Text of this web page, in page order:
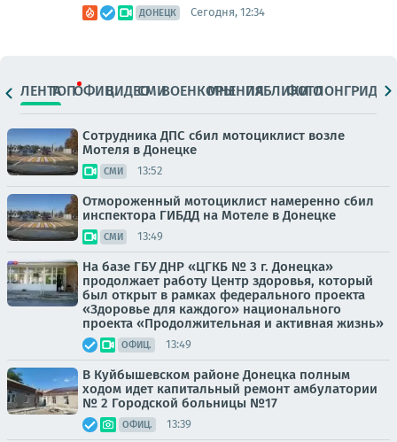
ДОНЕЦК Сегодня, 12:34
ЛЕНТАТОПОФИЦ.ВИДЕОСМИВОЕНКОРЫМНЕНИЯПАБЛИКИ
ФОТОЛОНГРИДЫ
Сотрудника ДПС сбил мотоциклист возле
Мотеля в Донецке
СМИ 13:52
Отмороженный мотоциклист намеренно сбил
инспектора ГИБДД на Мотеле в Донецке
СМИ 13:49
На базе ГБУ ДНР «ЦГКБ № 3 г. Донецка»
продолжает работу Центр здоровья, который
был открыт в рамках федерального проекта
«Здоровье для каждого» национального
проекта «Продолжительная и активная жизнь»
ОФИЦ. 13:49
В Куйбышевском районе Донецка полным
ходом идет капитальный ремонт амбулатории
№ 2 Городской больницы №17
ОФИЦ. 13:39